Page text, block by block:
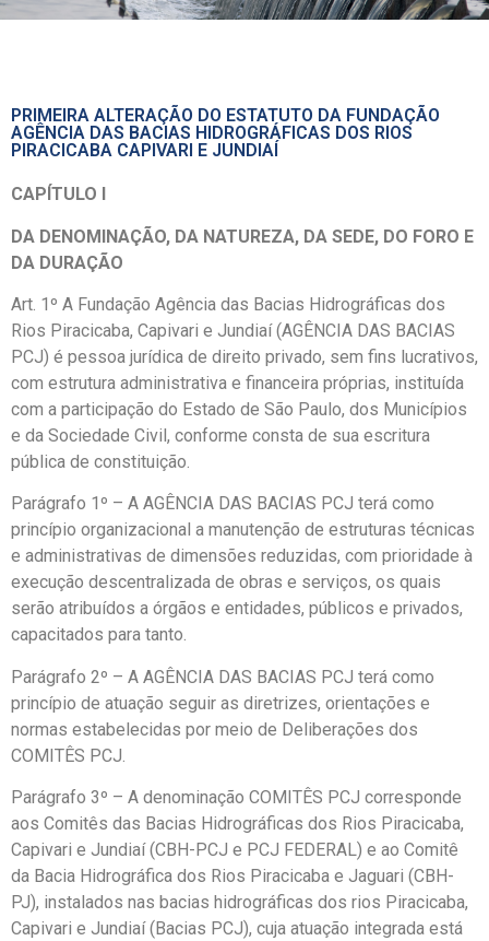
PRIMEIRA ALTERAÇÃO DO ESTATUTO DA FUNDAÇÃO
AGÊNCIA DAS BACIAS HIDROGRÁFICAS DOS RIOS
PIRACICABA CAPIVARI E JUNDIAÍ
CAPÍTULO I
DA DENOMINAÇÃO, DA NATUREZA, DA SEDE, DO FORO E
DA DURAÇÃO
Art. 1º A Fundação Agência das Bacias Hidrográficas dos
Rios Piracicaba, Capivari e Jundiaí (AGÊNCIA DAS BACIAS
PCJ) é pessoa jurídica de direito privado, sem fins lucrativos,
com estrutura administrativa e financeira próprias, instituída
com a participação do Estado de São Paulo, dos Municípios
e da Sociedade Civil, conforme consta de sua escritura
pública de constituição.
Parágrafo 1º – A AGÊNCIA DAS BACIAS PCJ terá como
princípio organizacional a manutenção de estruturas técnicas
e administrativas de dimensões reduzidas, com prioridade à
execução descentralizada de obras e serviços, os quais
serão atribuídos a órgãos e entidades, públicos e privados,
capacitados para tanto.
Parágrafo 2º – A AGÊNCIA DAS BACIAS PCJ terá como
princípio de atuação seguir as diretrizes, orientações e
normas estabelecidas por meio de Deliberações dos
COMITÊS PCJ.
Parágrafo 3º – A denominação COMITÊS PCJ corresponde
aos Comitês das Bacias Hidrográficas dos Rios Piracicaba,
Capivari e Jundiaí (CBH-PCJ e PCJ FEDERAL) e ao Comitê
da Bacia Hidrográfica dos Rios Piracicaba e Jaguari (CBH-
PJ), instalados nas bacias hidrográficas dos rios Piracicaba,
Capivari e Jundiaí (Bacias PCJ), cuja atuação integrada está